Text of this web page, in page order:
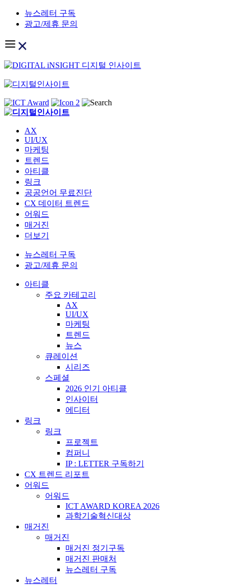
Skip
content
뉴스레터 구독
광고/제휴 문의
AX
UI/UX
마케팅
트렌드
아티클
링크
공공언어 무료진단
CX 데이터 트렌드
어워드
매거진
더보기
뉴스레터 구독
광고/제휴 문의
아티클
주요 카테고리
AX
UI/UX
마케팅
트렌드
뉴스
큐레이션
시리즈
스페셜
2026 인기 아티클
인사이터
에디터
링크
링크
프로젝트
컴퍼니
IP : LETTER 구독하기
CX 트렌드 리포트
어워드
어워드
ICT AWARD KOREA 2026
과학기술혁신대상
매거진
매거진
매거진 정기구독
매거진 판매처
뉴스레터 구독
뉴스레터